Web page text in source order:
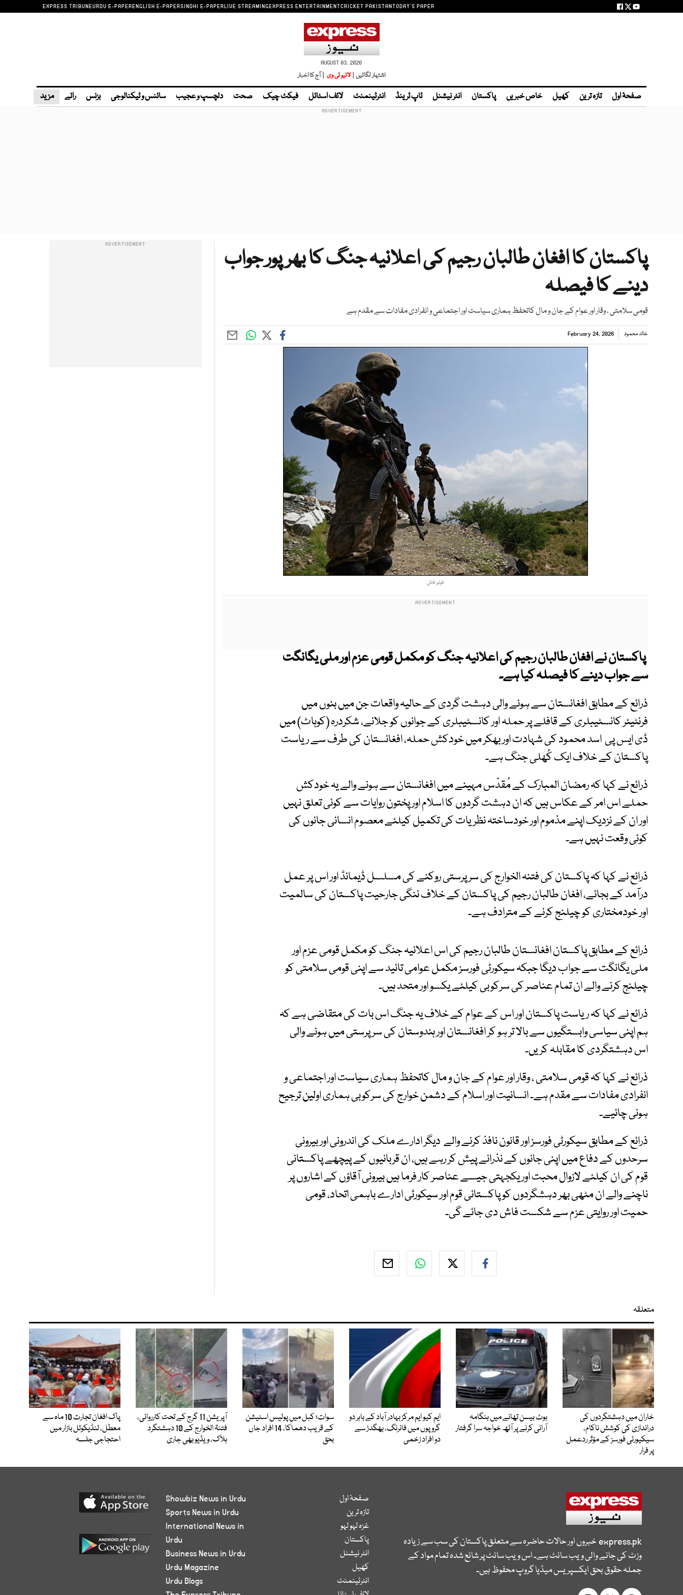
EXPRESS TRIBUNEURDU E-PAPERENGLISH E-PAPERSINDHI E-PAPERLIVE STREAMINGEXPRESS ENTERTAINMENTCRICKET PAKISTANTODAY'S PAPER
AUGUST 03, 2026
اشتہار لگائیں | لائیو ٹی وی | آج کا اخبار
صفحۂ اول تازہ ترین کھیل خاص خبریں پاکستان انٹر نیشنل ٹاپ ٹرینڈ انٹرٹینمنٹ لائف اسٹائل فیکٹ چیک صحت دلچسپ و عجیب سائنس و ٹیکنالوجی بزنس رائے مزید
پاکستان کا افغان طالبان رجیم کی اعلانیہ جنگ کا بھرپور جواب
دینے کا فیصلہ
قومی سلامتی ، وقار اور عوام کے جان و مال کاتحفظ ہماری سیاست اور اجتماعی و انفرادی مفادات سے مقدم ہے
خالد محمود February 24, 2026
فوٹو: فائل
پاکستان نے افغان طالبان رجیم کی اعلانیہ جنگ کو مکمل قومی عزم اور ملی یگانگت
سے جواب دینے کا فیصلہ کیا ہے۔
ذرائع کے مطابق افغانستان سے ہونے والی دہشت گردی کے حالیہ واقعات جن میں بنوں میں
فرنٹیئر کانسٹیبلری کے قافلے پر حملہ اور کانسٹیبلری کے جوانوں کو جلانے، شکردرہ (کوہاٹ) میں
ڈی ایس پی اسد محمود کی شہادت اور بھکر میں خودکش حملہ، افغانستان کی طرف سے ریاست
پاکستان کے خلاف ایک کُھلی جنگ ہے۔
ذرائع نے کہا کہ رمضان المبارک کے مُقدّس مہینے میں افغانستان سے ہونے والے یہ خودکش
حملے اس امر کے عکاس ہیں کہ ان دہشت گردوں کا اسلام اور پختون روایات سے کوئی تعلق نہیں
اور ان کے نزدیک اپنے مذموم اور خودساختہ نظریات کی تکمیل کیلئے معصوم انسانی جانوں کی
کوئی وقعت نہیں ہے۔
ذرائع نے کہا کہ پاکستان کی فتنہ الخوارج کی سرپرستی روکنے کی مسلسل ڈیمانڈ اور اس پر عمل
درآمد کے بجائے، افغان طالبان رجیم کی پاکستان کے خلاف ننگی جارحیت پاکستان کی سالمیت
اور خودمختاری کو چیلنج کرنے کے مترادف ہے۔
ذرائع کے مطابق پاکستان افغانستان طالبان رجیم کی اس اعلانیہ جنگ کو مکمل قومی عزم اور
ملی یگانگت سے جواب دیگا جبکہ سیکورٹی فورسز مکمل عوامی تائید سے اپنی قومی سلامتی کو
چیلنج کرنے والے ان تمام عناصر کی سرکوبی کیلئے یکسو اور متحد ہیں۔
ذرائع نے کہا کہ ریاست پاکستان اور اس کے عوام کے خلاف یہ جنگ اس بات کی متقاضی ہے کہ
ہم اپنی سیاسی وابستگیوں سے بالا تر ہو کر افغانستان اور ہندوستان کی سرپرستی میں ہونے والی
اس دہشتگردی کا مقابلہ کریں۔
ذرائع نے کہا کہ قومی سلامتی ، وقار اور عوام کے جان و مال کاتحفظ ہماری سیاست اور اجتماعی و
انفرادی مفادات سے مقدم ہے۔ انسانیت اور اسلام کے دشمن خوارج کی سرکوبی ہماری اولین ترجیح
ہونی چائیے۔
ذرائع کے مطابق سیکورٹی فورسز اور قانون نافذ کرنے والے دیگر ادارے ملک کی اندرونی اور بیرونی
سرحدوں کے دفاع میں اپنی جانوں کے نذرانے پیش کر رہے ہیں، ان قربانیوں کے پیچھے پاکستانی
قوم کی ان کیلئے لازوال محبت اور یکجہتی جیسے عناصر کار فرما ہیں بیرونی آقاؤں کے اشاروں پر
ناچنے والے ان مٹھی بھر دہشگردوں کو پاکستانی قوم اور سیکورٹی ادارے باہمی اتحاد، قومی
حمیت اور روایتی عزم سے شکست فاش دی جائے گی۔
متعلقہ
خاران میں دہشتگردوں کی
دراندازی کی کوشش ناکام،
سیکیورٹی فورسز کے مؤثر ردعمل
پر فرار
بوٹ بیسن تھانے میں ہنگامہ
آرائی کرنے پر آٹھ خواجہ سرا گرفتار
ایم کیو ایم مرکز بہادر آباد کے باہر دو
گروپوں میں فائرنگ، بھگدڑ سے
دو افراد زخمی
سوات؛ کبل میں پولیس اسٹیشن
کے قریب دھماکا، 14 افراد جاں
بحق
آپریشن 11 گرج کے تحت کارروائی،
فتنۃ الخوارج کے 10 دہشتگرد
ہلاک، ویڈیو بھی جاری
پاک افغان تجارت 10 ماہ سے
معطل، لنڈیکوتل بازار میں
احتجاجی جلسہ
express.pkخبروں اور حالات حاضرہ سے متعلق پاکستان کی سب سے زیادہ
وزٹ کی جانے والی ویب سائٹ ہے۔ اس ویب سائٹ پر شائع شدہ تمام مواد کے
جملہ حقوق بحق ایکسپریس میڈیا گروپ محفوظ ہیں۔
صفحۂ اول
تازہ ترین
غزہ لہو لہو
پاکستان
انٹر نیشنل
کھیل
انٹرٹینمنٹ
Showbiz News in Urdu
Sports News in Urdu
International News in
Urdu
Business News in Urdu
Urdu Magazine
Urdu Blogs